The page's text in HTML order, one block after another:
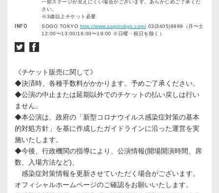
一部ステージが見えにくい場合がございます。あらかじめご了承くだ
さい。
※3歳以上チケット必要
INFO
SOGO TOKYO http://www.sogotokyo.com/ 03(3405)9999（月〜土
12:00〜13:00/16:00〜19:00 ※日曜・祝日を除く）
《チケット販売に関して》
◆決済時、各種手数料がかかります。予めご了承ください。
◆公演の中止または延期以外でのチケットの払い戻しは行い
ません。
◆本公演は、政府の「新型コロナウイルス感染症対策の基本
的対処方針」を基に作成したガイドラインに沿った運営を実
施いたします。
◆今後、行政機関の指導により、公演情報(開場開演時間、席
数、入場方法など)、
感染症対策情報を更新させていただく場合がございます。
オフィシャルホームページのご確認をお願いいたします。